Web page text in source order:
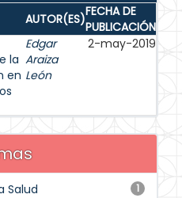
AUTOR(ES)FECHA DE
PUBLICACIÓN
la
en
Edgar
Araiza
León
2-may-2019
1
Salud